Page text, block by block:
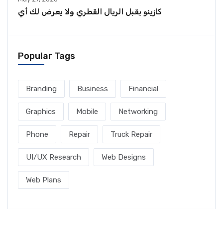
كازينو يقبل الريال القطري ولا يعرض لك أي
Popular Tags
Branding Business Financial
Graphics Mobile Networking
Phone Repair Truck Repair
UI/UX Research Web Designs
Web Plans